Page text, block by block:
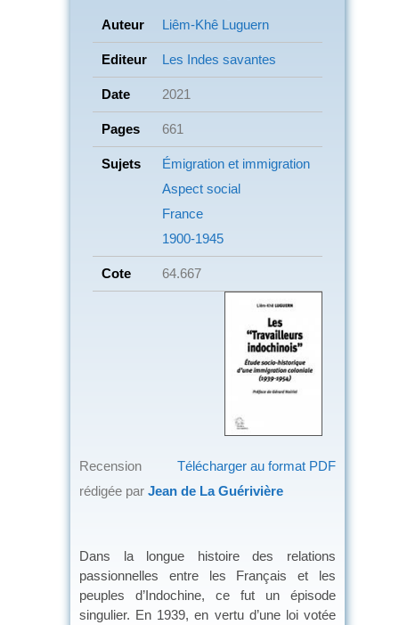
Auteur Liêm-Khê Luguern
Editeur Les Indes savantes
Date 2021
Pages 661
Sujets
Émigration et immigration
Aspect social
France
1900-1945
Cote 64.667
Télécharger au format PDF
Recension
rédigée par Jean de La Guérivière
Dans la longue histoire des relations
passionnelles entre les Français et les
peuples d’Indochine, ce fut un épisode
singulier. En 1939, en vertu d’une loi votée